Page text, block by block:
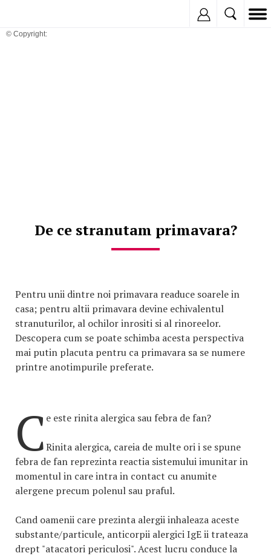
© Copyright:
De ce stranutam primavara?
Pentru unii dintre noi primavara readuce soarele in
casa; pentru altii primavara devine echivalentul
stranuturilor, al ochilor inrositi si al rinoreelor.
Descopera cum se poate schimba acesta perspectiva
mai putin placuta pentru ca primavara sa se numere
printre anotimpurile preferate.
C e este rinita alergica sau febra de fan?
Rinita alergica, careia de multe ori i se spune
febra de fan reprezinta reactia sistemului imunitar in
momentul in care intra in contact cu anumite
alergene precum polenul sau praful.
Cand oamenii care prezinta alergii inhaleaza aceste
substante/particule, anticorpii alergici IgE ii trateaza
drept "atacatori periculosi". Acest lucru conduce la